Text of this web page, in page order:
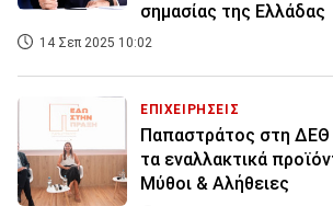
σημασίας της Ελλάδας
14 Σεπ 2025 10:02
ΕΠΙΧΕΙΡΗΣΕΙΣ
Παπαστράτος στη ΔΕΘ
τα εναλλακτικά
Μύθοι & Αλήθειες